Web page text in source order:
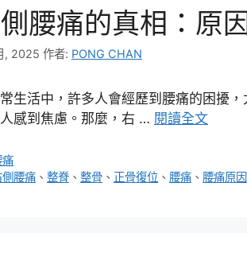
腰痛的真相：原
, 2025 作者: PONG CHAN
生活中，許多人會經歷到腰痛的困擾
感到焦慮。那麼，右 … 閱讀全文
痛
側腰痛 、整脊 、整骨 、 正骨復位 、 腰痛 、 腰痛原因